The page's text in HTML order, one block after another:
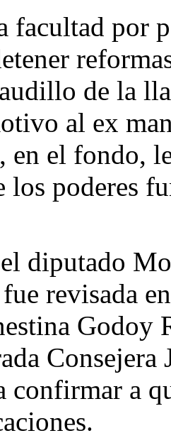
facultad por
de la
al ex
en el fondo,
los poderes
diputado
revisada
Godoy
confirmar a